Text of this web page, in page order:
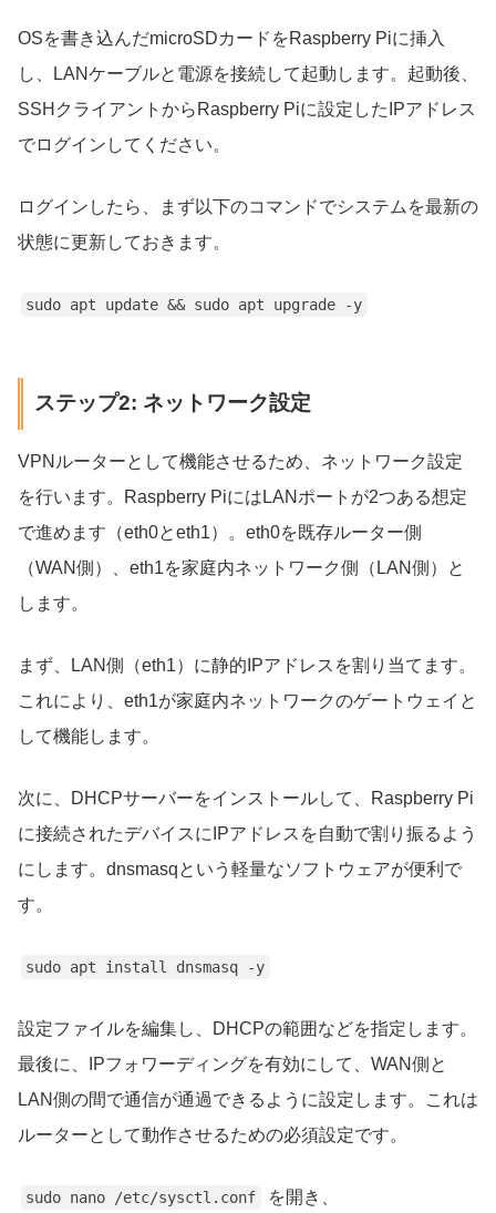
OSを書き込んだmicroSDカードをRaspberry Piに挿入
し、LANケーブルと電源を接続して起動します。起動後、
SSHクライアントからRaspberry Piに設定したIPアドレス
でログインしてください。
ログインしたら、まず以下のコマンドでシステムを最新の
状態に更新しておきます。
sudo apt update && sudo apt upgrade -y
ステップ2: ネットワーク設定
VPNルーターとして機能させるため、ネットワーク設定
を行います。Raspberry PiにはLANポートが2つある想定
で進めます（eth0とeth1）。eth0を既存ルーター側
（WAN側）、eth1を家庭内ネットワーク側（LAN側）と
します。
まず、LAN側（eth1）に静的IPアドレスを割り当てます。
これにより、eth1が家庭内ネットワークのゲートウェイと
して機能します。
次に、DHCPサーバーをインストールして、Raspberry Pi
に接続されたデバイスにIPアドレスを自動で割り振るよう
にします。dnsmasqという軽量なソフトウェアが便利で
す。
sudo apt install dnsmasq -y
設定ファイルを編集し、DHCPの範囲などを指定します。
最後に、IPフォワーディングを有効にして、WAN側と
LAN側の間で通信が通過できるように設定します。これは
ルーターとして動作させるための必須設定です。
sudo nano /etc/sysctl.conf を開き、